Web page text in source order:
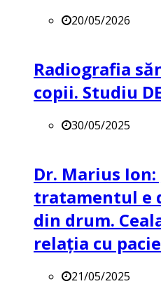
20/05/2026
Radiografia
copii. Studiu
30/05/2025
Dr. Marius
tratamentul e
din drum.
relația cu
21/05/2025